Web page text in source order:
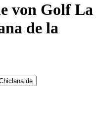
von Golf La
de la